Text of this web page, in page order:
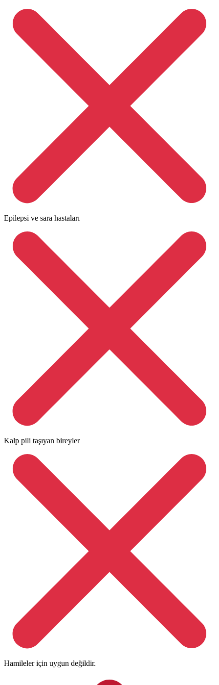
Epilepsi ve sara hastaları
Kalp pili taşıyan bireyler
Hamileler için uygun değildir.